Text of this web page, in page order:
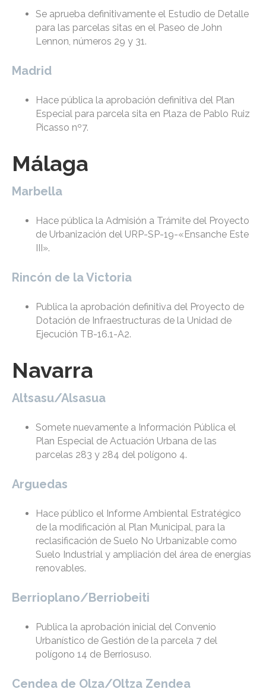
Se aprueba definitivamente el Estudio de Detalle
para las parcelas sitas en el Paseo de John
Lennon, números 29 y 31.
Madrid
Hace pública la aprobación definitiva del Plan
Especial para parcela sita en Plaza de Pablo Ruiz
Picasso nº7.
Málaga
Marbella
Hace pública la Admisión a Trámite del Proyecto
de Urbanización del URP-SP-19-«Ensanche Este
III».
Rincón de la Victoria
Publica la aprobación definitiva del Proyecto de
Dotación de Infraestructuras de la Unidad de
Ejecución TB-16.1-A2.
Navarra
Altsasu/Alsasua
Somete nuevamente a Información Pública el
Plan Especial de Actuación Urbana de las
parcelas 283 y 284 del polígono 4.
Arguedas
Hace público el Informe Ambiental Estratégico
de la modificación al Plan Municipal, para la
reclasificación de Suelo No Urbanizable como
Suelo Industrial y ampliación del área de energías
renovables.
Berrioplano/Berriobeiti
Publica la aprobación inicial del Convenio
Urbanístico de Gestión de la parcela 7 del
polígono 14 de Berriosuso.
Cendea de Olza/Oltza Zendea